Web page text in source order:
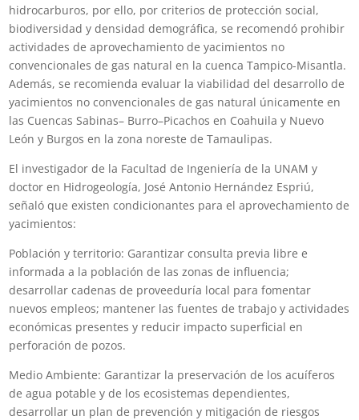
hidrocarburos, por ello, por criterios de protección social,
biodiversidad y densidad demográfica, se recomendó prohibir
actividades de aprovechamiento de yacimientos no
convencionales de gas natural en la cuenca Tampico-Misantla.
Además, se recomienda evaluar la viabilidad del desarrollo de
yacimientos no convencionales de gas natural únicamente en
las Cuencas Sabinas– Burro–Picachos en Coahuila y Nuevo
León y Burgos en la zona noreste de Tamaulipas.
El investigador de la Facultad de Ingeniería de la UNAM y
doctor en Hidrogeología, José Antonio Hernández Espriú,
señaló que existen condicionantes para el aprovechamiento de
yacimientos:
Población y territorio: Garantizar consulta previa libre e
informada a la población de las zonas de influencia;
desarrollar cadenas de proveeduría local para fomentar
nuevos empleos; mantener las fuentes de trabajo y actividades
económicas presentes y reducir impacto superficial en
perforación de pozos.
Medio Ambiente: Garantizar la preservación de los acuíferos
de agua potable y de los ecosistemas dependientes,
desarrollar un plan de prevención y mitigación de riesgos